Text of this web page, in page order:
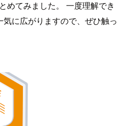
めてみました。 一度理解でき
に広がりますので、ぜひ触っ